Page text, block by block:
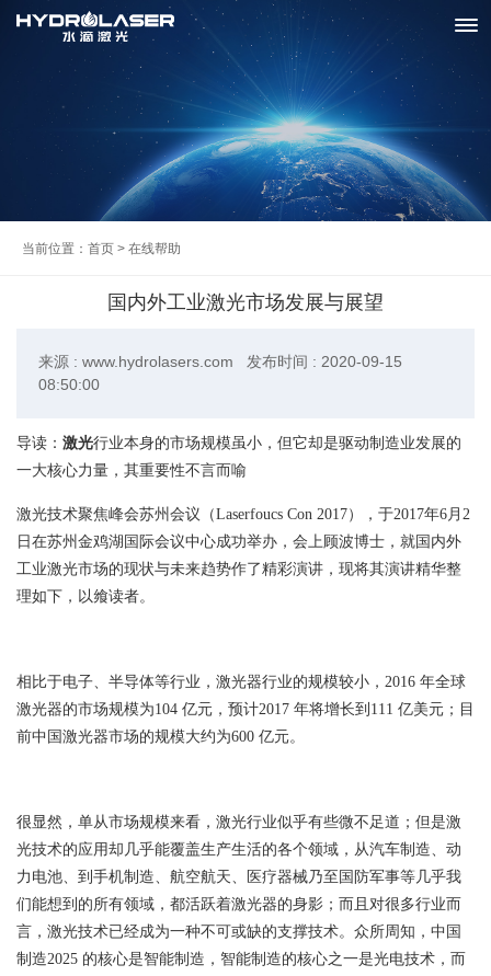
当前位置： 首页 > 在线帮助
国内外工业激光市场发展与展望
来源 : www.hydrolasers.com 发布时间 : 2020-09-15
08:50:00
导读： 激光行业本身的市场规模虽小，但它却是驱动制造业发展的
一大核心力量，其重要性不言而喻
激光技术聚焦峰会苏州会议（Laserfoucs Con 2017），于2017年6月2
日在苏州金鸡湖国际会议中心成功举办，会上顾波博士，就国内外
工业激光市场的现状与未来趋势作了精彩演讲，现将其演讲精华整
理如下，以飨读者。
相比于电子、半导体等行业，激光器行业的规模较小，2016 年全球
激光器的市场规模为104 亿元，预计2017 年将增长到111 亿美元；目
前中国激光器市场的规模大约为600 亿元。
很显然，单从市场规模来看，激光行业似乎有些微不足道；但是激
光技术的应用却几乎能覆盖生产生活的各个领域，从汽车制造、动
力电池、到手机制造、航空航天、医疗器械乃至国防军事等几乎我
们能想到的所有领域，都活跃着激光器的身影；而且对很多行业而
言，激光技术已经成为一种不可或缺的支撑技术。众所周知，中国
制造2025 的核心是智能制造，智能制造的核心之一是光电技术，而